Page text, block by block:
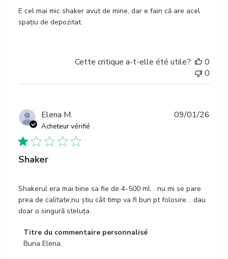
E cel mai mic shaker avut de mine, dar e fain că are acel
spațiu de depozitat.
Cette critique a-t-elle été utile?
0
0
Elena M.
Acheteur vérifié
Shaker
Shakerul era mai bine sa fie de 4-500 ml. . nu mi se pare
prea de calitate,nu știu cât timp va fi bun pt folosire. . dau
doar o singură steluța.
Commentaires
du
Titre du commentaire personnalisé
Buna Elena,
09/01/26